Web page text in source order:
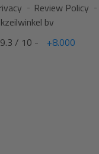
Review Policy
bv
/ 10 -
+8.000